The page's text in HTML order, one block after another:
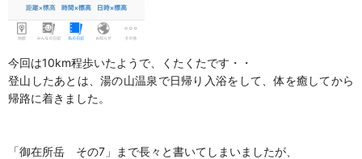
今回は10km程歩いたようで、くたくたです・・
登山したあとは、湯の山温泉で日帰り入浴をして、体を癒してから
帰路に着きました。
「御在所岳 その7」まで長々と書いてしまいましたが、